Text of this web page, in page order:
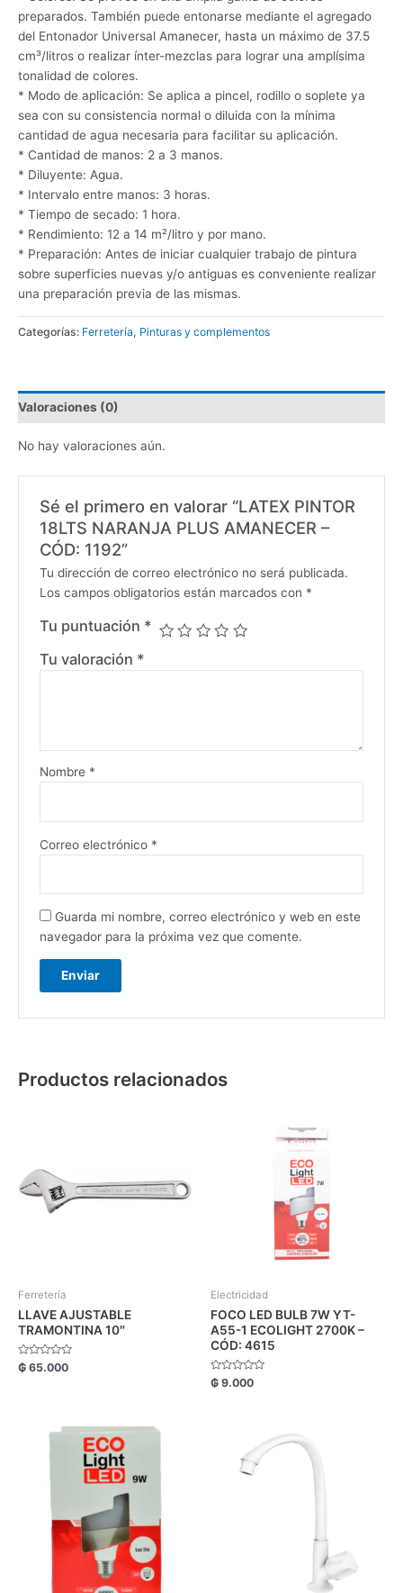
preparados. También puede entonarse mediante el agregado
del Entonador Universal Amanecer, hasta un máximo de 37.5
cm³/litros o realizar ínter-mezclas para lograr una amplísima
tonalidad de colores.
* Modo de aplicación: Se aplica a pincel, rodillo o soplete ya
sea con su consistencia normal o diluida con la mínima
cantidad de agua necesaria para facilitar su aplicación.
* Cantidad de manos: 2 a 3 manos.
* Diluyente: Agua.
* Intervalo entre manos: 3 horas.
* Tiempo de secado: 1 hora.
* Rendimiento: 12 a 14 m²/litro y por mano.
* Preparación: Antes de iniciar cualquier trabajo de pintura
sobre superficies nuevas y/o antiguas es conveniente realizar
una preparación previa de las mismas.
Categorías: Ferretería, Pinturas y complementos
Valoraciones (0)
No hay valoraciones aún.
Sé el primero en valorar “LATEX PINTOR
18LTS NARANJA PLUS AMANECER –
CÓD: 1192”
Tu dirección de correo electrónico no será publicada.
Los campos obligatorios están marcados con *
Tu puntuación *
Tu valoración *
Nombre *
Correo electrónico *
Guarda mi nombre, correo electrónico y web en este
navegador para la próxima vez que comente.
Productos relacionados
Ferretería
LLAVE AJUSTABLE
TRAMONTINA 10″
Valorado
con
₲ 65.000
Electricidad
FOCO LED BULB 7W YT-
A55-1 ECOLIGHT 2700K –
CÓD: 4615
Valorado
con
₲ 9.000